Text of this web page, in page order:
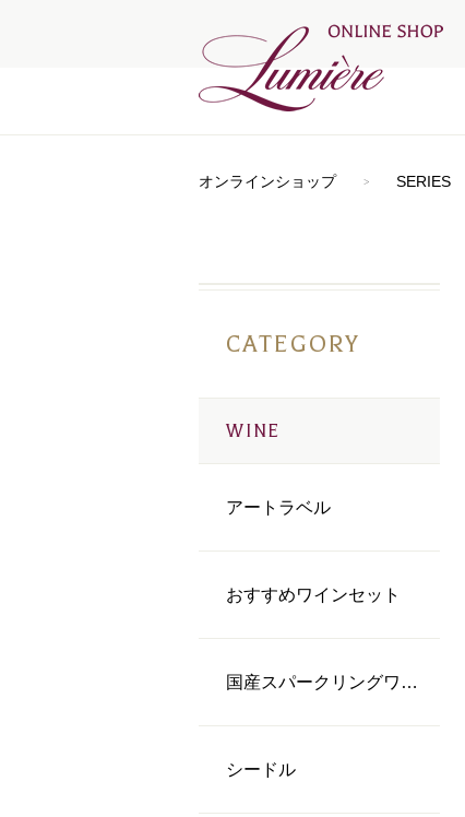
オンラインショップ SERIES
CATEGORY
WINE
アートラベル
おすすめワインセット
国産スパークリングワイン
シードル